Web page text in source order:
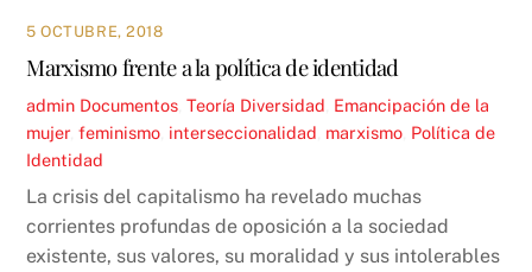
5 OCTUBRE, 2018
Marxismo frente a la política de identidad
admin Documentos ,Teoría Diversidad Emancipación de la
mujer,feminismo interseccionalidad marxismo Política de
Identidad
La crisis del capitalismo ha revelado muchas
corrientes profundas de oposición a la sociedad
existente, sus valores, su moralidad y sus intolerables